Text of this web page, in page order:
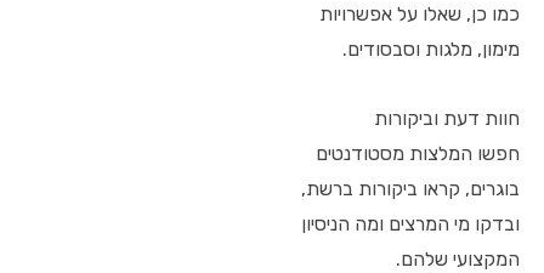
כמו כן, שאלו על אפשרויות
מימון, מלגות וסבסודים.
חוות דעת וביקורות
חפשו המלצות מסטודנטים
בוגרים, קראו ביקורות ברשת,
ובדקו מי המרצים ומה הניסיון
המקצועי שלהם.